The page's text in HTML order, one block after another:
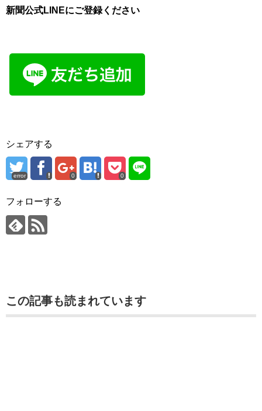
新聞公式LINEにご登録ください
シェアする
error 0 0
フォローする
この記事も読まれています